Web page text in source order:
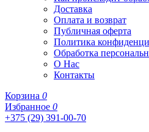
Доставка
Оплата и возврат
Публичная оферта
Политика
Обработка
О Нас
Контакты
Корзина 0
Избранное 0
+375 (29) 391-00-70